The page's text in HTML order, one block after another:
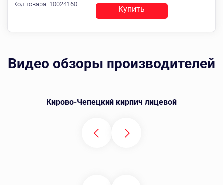
Код товара: 10024160
Купить
Видео обзоры производителей
Кирово-Чепецкий кирпич лицевой